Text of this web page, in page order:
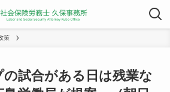
策
の試合がある日は残業な